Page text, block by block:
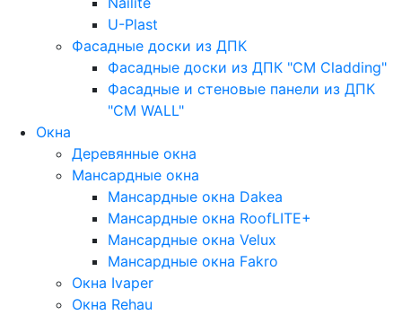
U-Plast
Фасадные доски из ДПК
Фасадные доски из ДПК "CM Cladding"
Фасадные и стеновые панели из ДПК
"CM WALL"
Окна
Деревянные окна
Мансардные окна
Мансардные окна Dakea
Мансардные окна RoofLITE+
Мансардные окна Velux
Мансардные окна Fakro
Окна Ivaper
Окна Rehau